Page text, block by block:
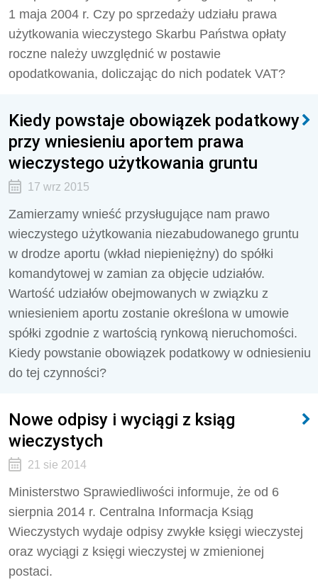
1 maja 2004 r. Czy po sprzedaży udziału prawa
użytkowania wieczystego Skarbu Państwa opła­ty
roczne należy uwzględnić w postawie
opodatkowania, doliczając do nich podatek VAT?
Kiedy powstaje obowiązek podatkowy
przy wniesieniu aportem prawa
wieczystego użytkowania gruntu
17 wrz 2015
Zamierzamy wnieść przysługujące nam prawo
wieczystego użytkowania niezabudowanego gruntu
w drodze aportu (wkład niepieniężny) do spółki
komandytowej w zamian za objęcie udziałów.
Wartość udziałów obejmowanych w związku z
wniesieniem aportu zostanie określona w umowie
spółki zgodnie z wartością rynkową nieruchomości.
Kiedy powstanie obowiązek podatkowy w odniesieniu
do tej czynności?
Nowe odpisy i wyciągi z ksiąg
wieczystych
21 sie 2014
Ministerstwo Sprawiedliwości informuje, że od 6
sierpnia 2014 r. Centralna Informacja Ksiąg
Wieczystych wydaje odpisy zwykłe księgi wieczystej
oraz wyciągi z księgi wieczystej w zmienionej
postaci.